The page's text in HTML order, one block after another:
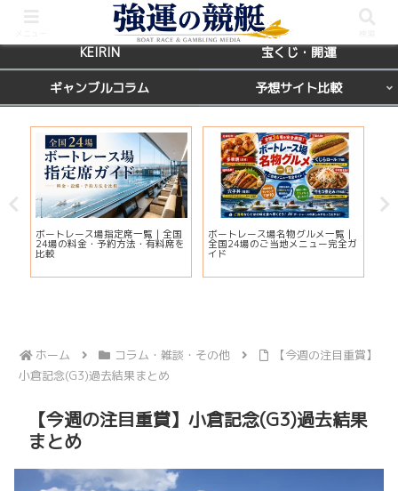
BOATRACE レース場ガイド
KEIRIN 宝くじ・開運
ギャンブルコラム 予想サイト比較
ボートレース場指定席一覧｜全国
24場の料金・予約方法・有料席を
比較
ボートレース場名物グルメ一覧｜
全国24場のご当地メニュー完全ガ
イド
ホーム コラム・雑談・その他
【今週の注目重賞】
小倉記念(G3)過去結果まとめ
【今週の注目重賞】小倉記念(G3)過去結果
まとめ